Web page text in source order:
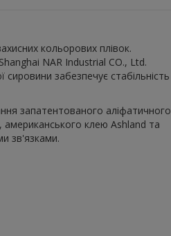
кольорових плівок.
NAR Industrial CO., Ltd.
забезпечує стабільність
запатентованого аліфатичного
американського клею Ashland та
зв'язками.